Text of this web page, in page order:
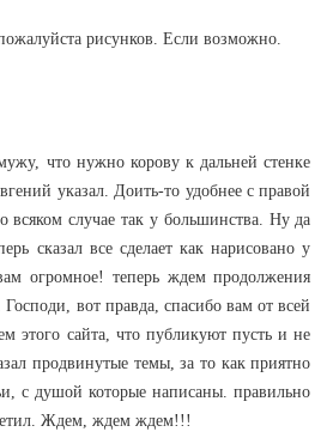
рисунков. Если возможно.
что нужно корову к дальней стенке
указал. Доить-то удобнее с правой
всяком случае так у большинства. Ну да
сказал все сделает как нарисовано у
огромное! теперь ждем продолжения
Господи, вот правда, спасибо вам от всей
этого сайта, что публикуют пусть и не
продвинутые темы, за то как приятно
с душой которые написаны. правильно
Ждем, ждем ждем!!!